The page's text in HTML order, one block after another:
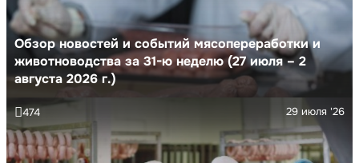
Обзор новостей и событий мясопереработки и
животноводства за 31-ю неделю (27 июля – 2
августа 2026 г.)
29 июля '26
474